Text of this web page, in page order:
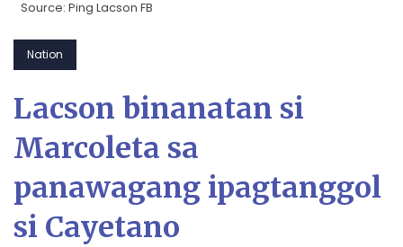
Source: Ping Lacson FB
Nation
Lacson binanatan si
Marcoleta sa
panawagang ipagtanggol
si Cayetano